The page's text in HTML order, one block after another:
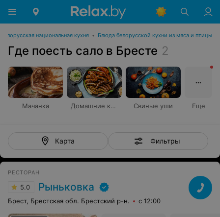
Белорусская национальная кухня • Блюда белорусской кухни из мяса и птицы
Где поесть сало в Бресте 2
Мачанка Домашние колбаски Свиные уши Еще
Карта Фильтры
РЕСТОРАН
5.0 Рыньковка
Брест, Брестская обл. Брестский р-н. с 12:00